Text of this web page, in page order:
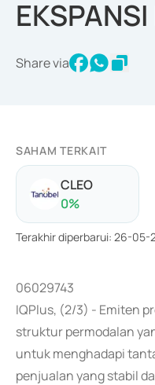
Share via
SAHAM TERKAIT
CLEO
0%
Terakhir diperbarui: 26-05-
06029743
IQPlus, (2/3) - Emiten
struktur permodalan
untuk menghadapi
penjualan yang stabil